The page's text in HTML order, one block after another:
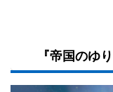
『帝国のゆ